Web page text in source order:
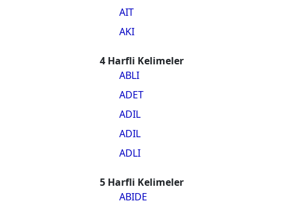
AIT
AKI
4 Harfli Kelimeler
ABLI
ADET
ADIL
ADIL
ADLI
5 Harfli Kelimeler
ABIDE